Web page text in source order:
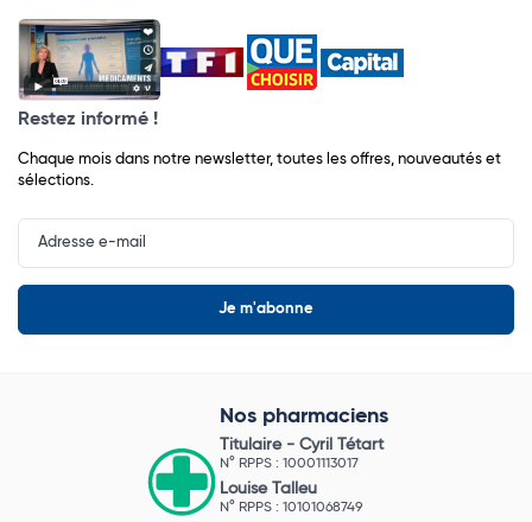
Restez informé !
Chaque mois dans notre newsletter, toutes les offres, nouveautés et
sélections.
Input
Newsletter
Nos pharmaciens
Titulaire - Cyril Tétart
N° RPPS : 10001113017
Louise Talleu
N° RPPS : 10101068749